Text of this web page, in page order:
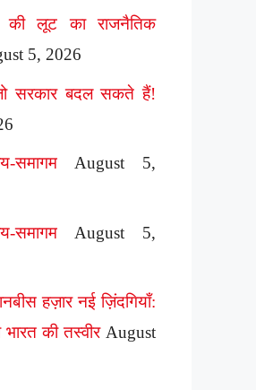
लूट का राजनैतिक
5, 2026
सरकार बदल सकते हैं!
समागम
August 5,
समागम
August 5,
हज़ार नई ज़िंदगियाँ:
की तस्वीर August